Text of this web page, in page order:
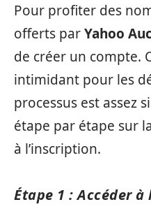
Pour profiter des
offerts parYahoo
de créer un compte.
intimidant pour les
processus est assez
étape par étape sur
à l’inscription.
Étape 1 : Accéder